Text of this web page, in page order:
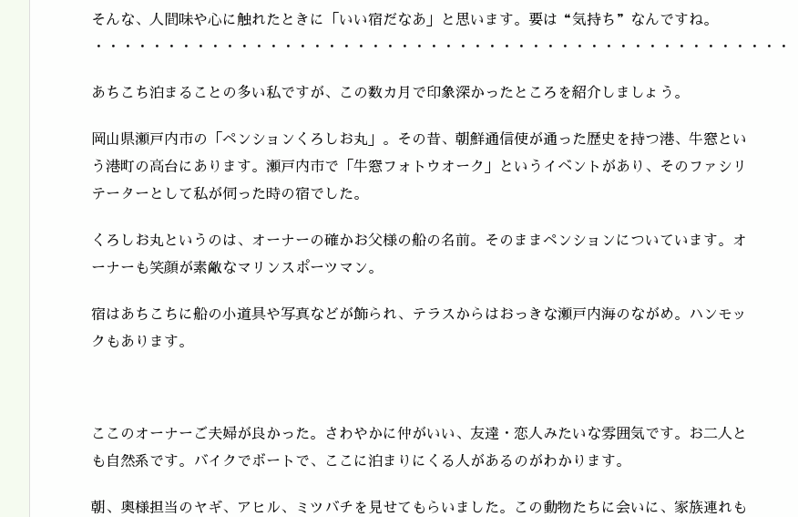
そんな、人間味や心に触れたときに「いい宿だなあ」と思います。要は“気持ち”なんですね。
・・・・・・・・・・・・・・・・・・・・・・・・・・・・・・・・・・・・・・・・・・・・・・・・
あちこち泊まることの多い私ですが、この数カ月で印象深かったところを紹介しましょう。
岡山県瀬戸内市の「ペンションくろしお丸」。その昔、朝鮮通信使が通った歴史を持つ港、牛窓とい
う港町の高台にあります。瀬戸内市で「牛窓フォトウオーク」というイベントがあり、そのファシリ
テーターとして私が伺った時の宿でした。
くろしお丸というのは、オーナーの確かお父様の船の名前。そのままペンションについています。オ
ーナーも笑顔が素敵なマリンスポーツマン。
宿はあちこちに船の小道具や写真などが飾られ、テラスからはおっきな瀬戸内海のながめ。ハンモッ
クもあります。
ここのオーナーご夫婦が良かった。さわやかに仲がいい、友達・恋人みたいな雰囲気です。お二人と
も自然系です。バイクでボートで、ここに泊まりにくる人があるのがわかります。
朝、奥様担当のヤギ、アヒル、ミツバチを見せてもらいました。この動物たちに会いに、家族連れも